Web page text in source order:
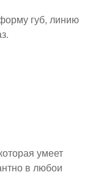
губ, линию
умеет
в любои